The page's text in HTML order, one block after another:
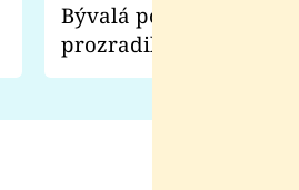
Bývalá pornoherečka
prozradila, co ji
natáčení Euforie.